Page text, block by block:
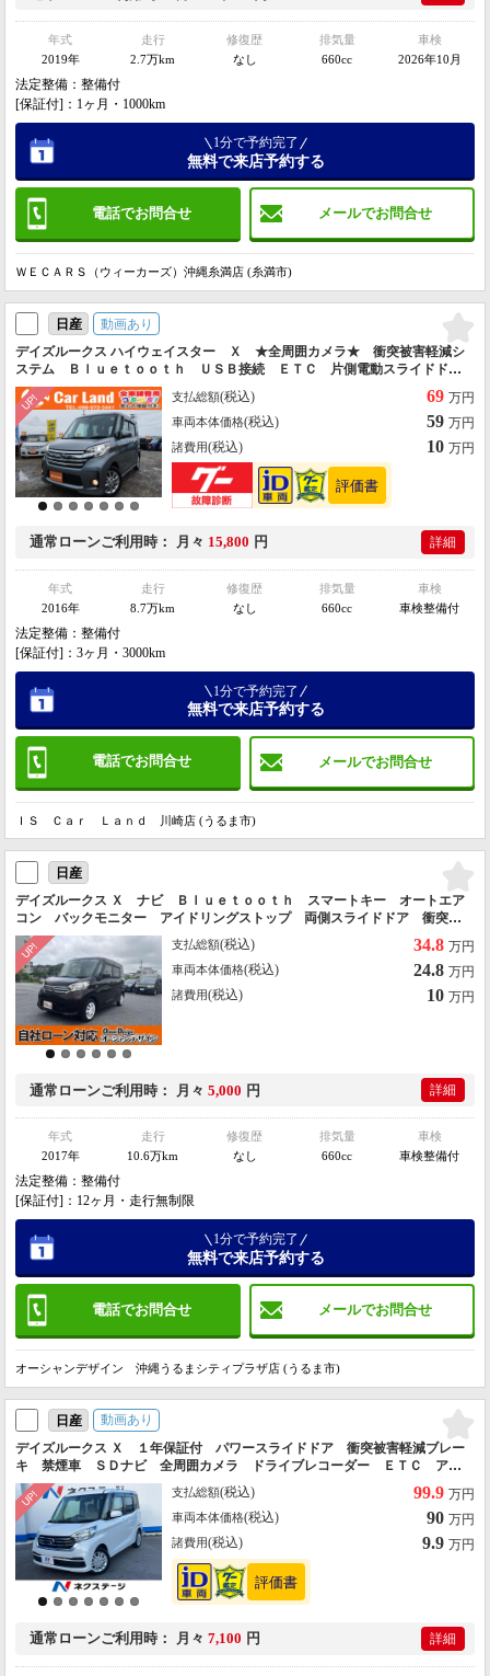
年式
2019年
走行
2.7万km
修復歴
なし
排気量
660cc
車検
2026年10月
法定整備：整備付
[保証付]：1ヶ月・1000km
電話でお問合せ メールでお問合せ
1分で予約完了
無料で来店予約する
ＷＥＣＡＲＳ（ウィーカーズ）沖縄糸満店 (糸満市)
日産
動画あり
デイズルークス ハイウェイスター Ｘ ★全周囲カメラ★ 衝突被害軽減シ
ステム Ｂｌｕｅｔｏｏｔｈ ＵＳＢ接続 ＥＴＣ 片側電動スライドド
ア アイドリングストップ リアサーキュレーター プッシュスタート 純
正１４インチアルミホイール
支払総額(税込) 69 万円
車両本体価格(税込) 59 万円
諸費用(税込) 10 万円
通常ローンご利用時 月々 15,800 円 詳細
年式
2016年
走行
8.7万km
修復歴
なし
排気量
660cc
車検
車検整備付
法定整備：整備付
[保証付]：3ヶ月・3000km
電話でお問合せ メールでお問合せ
1分で予約完了
無料で来店予約する
ＩＳ Ｃａｒ Ｌａｎｄ 川崎店 (うるま市)
日産
デイズルークス Ｘ ナビ Ｂｌｕｅｔｏｏｔｈ スマートキー オートエア
コン バックモニター アイドリングストップ 両側スライドドア 衝突被
害軽減システム 衝突安全ボディ
支払総額(税込) 34.8 万円
車両本体価格(税込) 24.8 万円
諸費用(税込) 10 万円
通常ローンご利用時 月々 5,000 円 詳細
年式
2017年
走行
10.6万km
修復歴
なし
排気量
660cc
車検
車検整備付
法定整備：整備付
[保証付]：12ヶ月・走行無制限
電話でお問合せ メールでお問合せ
1分で予約完了
無料で来店予約する
オーシャンデザイン 沖縄うるまシティプラザ店 (うるま市)
日産
動画あり
デイズルークス Ｘ １年保証付 パワースライドドア 衝突被害軽減ブレー
キ 禁煙車 ＳＤナビ 全周囲カメラ ドライブレコーダー ＥＴＣ アイ
ドリングストップ スマートキー オートライト オートエアコン Ｂｌｕ
ｅｔｏｏｔｈ
支払総額(税込) 99.9 万円
車両本体価格(税込) 90 万円
諸費用(税込) 9.9 万円
通常ローンご利用時 月々 7,100 円 詳細